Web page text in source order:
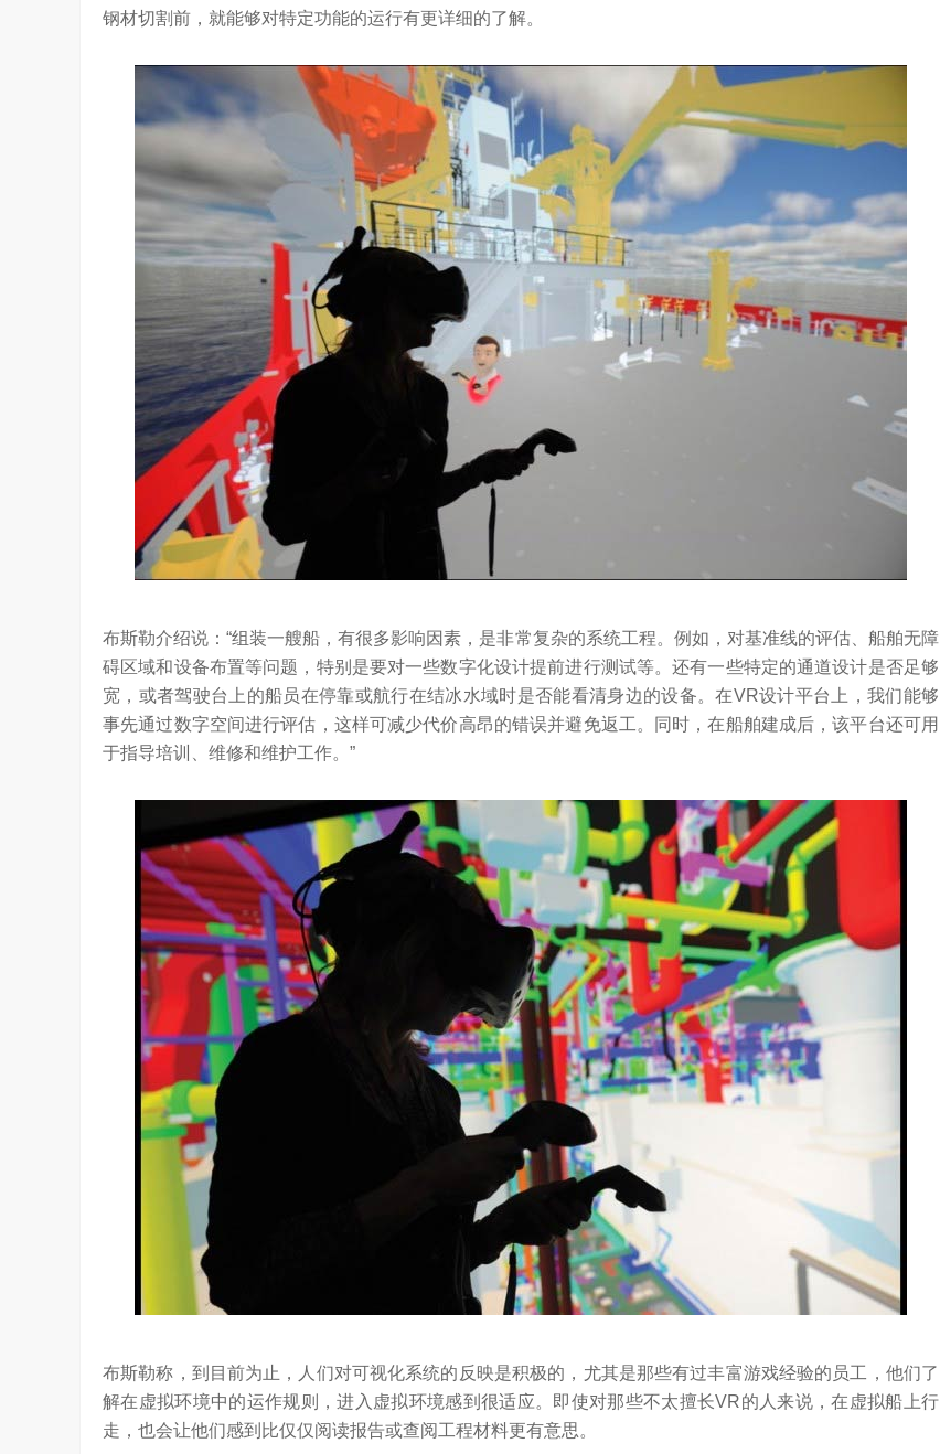
钢材切割前，就能够对特定功能的运行有更详细的了解。
布斯勒介绍说：“组装一艘船，有很多影响因素，是非常复杂的系统工程。例如，对基准线的评估、船舶无障
碍区域和设备布置等问题，特别是要对一些数字化设计提前进行测试等。还有一些特定的通道设计是否足够
宽，或者驾驶台上的船员在停靠或航行在结冰水域时是否能看清身边的设备。在VR设计平台上，我们能够
事先通过数字空间进行评估，这样可减少代价高昂的错误并避免返工。同时，在船舶建成后，该平台还可用
于指导培训、维修和维护工作。”
布斯勒称，到目前为止，人们对可视化系统的反映是积极的，尤其是那些有过丰富游戏经验的员工，他们了
解在虚拟环境中的运作规则，进入虚拟环境感到很适应。即使对那些不太擅长VR的人来说，在虚拟船上行
走，也会让他们感到比仅仅阅读报告或查阅工程材料更有意思。